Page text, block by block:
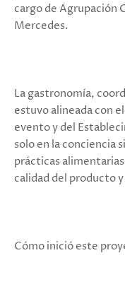
cargo de Agrupación
Mercedes.
La gastronomía,
estuvo alineada con
evento y del
solo en la conciencia
prácticas
calidad del producto
Cómo inició este